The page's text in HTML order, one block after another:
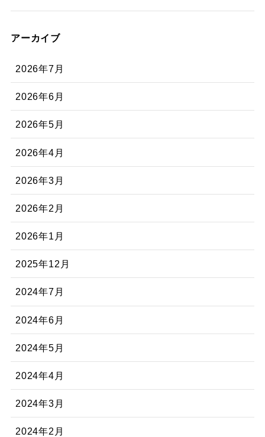
アーカイブ
2026年7月
2026年6月
2026年5月
2026年4月
2026年3月
2026年2月
2026年1月
2025年12月
2024年7月
2024年6月
2024年5月
2024年4月
2024年3月
2024年2月